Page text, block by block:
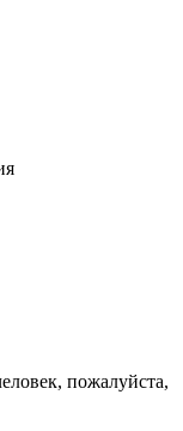
пожалуйста,